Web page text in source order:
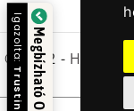
© 2022 -
Megbízható Oldal
Igazolta: